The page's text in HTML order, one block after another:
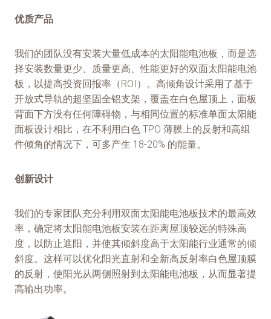
优质产品
我们的团队没有安装大量低成本的太阳能电池板，而是选
择安装数量更少、质量更高、性能更好的双面太阳能电池
板，以提高投资回报率（ROI）。高倾角设计采用了基于
开放式导轨的超坚固全铝支架，覆盖在白色屋顶上，面板
背面下方没有任何障碍物，与相同位置的标准单面太阳能
面板设计相比，在不利用白色 TPO 薄膜上的反射和高组
件倾角的情况下，可多产生 18-20% 的能量。
创新设计
我们的专家团队充分利用双面太阳能电池板技术的最高效
率，确定将太阳能电池板安装在距离屋顶较远的特殊高
度，以防止遮阳，并使其倾斜度高于太阳能行业通常的倾
斜度。这样可以优化阳光直射和全新高反射率白色屋顶膜
的反射，使阳光从两侧照射到太阳能电池板，从而显著提
高输出功率。